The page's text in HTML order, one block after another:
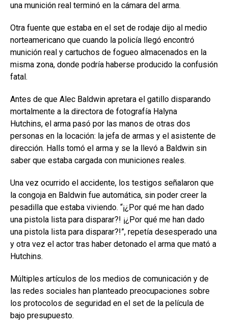
una munición real terminó en la cámara del arma.
Otra fuente que estaba en el set de rodaje dijo al medio
norteamericano que cuando la policía llegó encontró
munición real y cartuchos de fogueo almacenados en la
misma zona, donde podría haberse producido la confusión
fatal.
Antes de que Alec Baldwin apretara el gatillo disparando
mortalmente a la directora de fotografía Halyna
Hutchins, el arma pasó por las manos de otras dos
personas en la locación: la jefa de armas y el asistente de
dirección. Halls tomó el arma y se la llevó a Baldwin sin
saber que estaba cargada con municiones reales.
Una vez ocurrido el accidente, los testigos señalaron que
la congoja en Baldwin fue automática, sin poder creer la
pesadilla que estaba viviendo. “¡¿Por qué me han dado
una pistola lista para disparar?! ¡¿Por qué me han dado
una pistola lista para disparar?!”, repetía desesperado una
y otra vez el actor tras haber detonado el arma que mató a
Hutchins.
Múltiples artículos de los medios de comunicación y de
las redes sociales han planteado preocupaciones sobre
los protocolos de seguridad en el set de la película de
bajo presupuesto.